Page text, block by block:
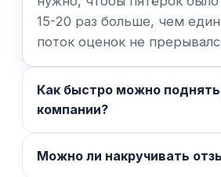
15-20 раз больше, чем
поток оценок не
Как быстро можно поднять
компании?
Можно ли накручивать